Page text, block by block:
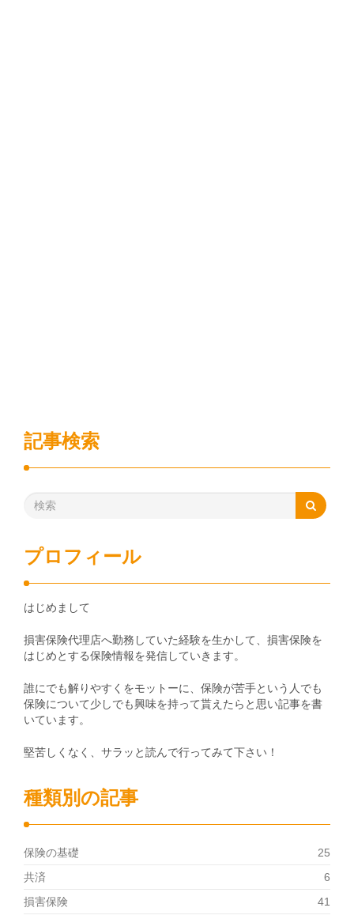
記事検索
プロフィール
はじめまして
損害保険代理店へ勤務していた経験を生かして、損害保険を
はじめとする保険情報を発信していきます。
誰にでも解りやすくをモットーに、保険が苦手という人でも
保険について少しでも興味を持って貰えたらと思い記事を書
いています。
堅苦しくなく、サラッと読んで行ってみて下さい！
種類別の記事
保険の基礎
25
共済
6
損害保険
41